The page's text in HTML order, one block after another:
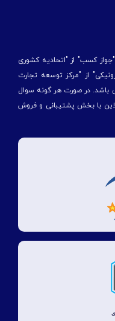
"جواز کسب" از "اتحادیه کشوری
از "مركز توسعه تجارت
باشد. در صورت هر گونه سوال
با بخش پشتیبانی و فروش